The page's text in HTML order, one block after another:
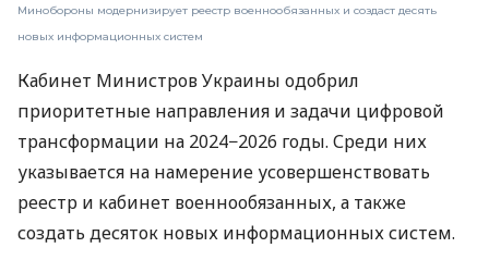
Минобороны модернизирует реестр военнообязанных и создаст десять
новых информационных систем
Кабинет Министров Украины одобрил
приоритетные направления и задачи цифровой
трансформации на 2024−2026 годы. Среди них
указывается на намерение усовершенствовать
реестр и кабинет военнообязанных, а также
создать десяток новых информационных систем.